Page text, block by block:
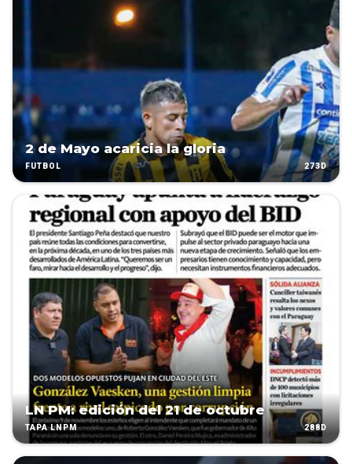
2 de Mayo acaricia la gloria
FÚTBOL 273D
LN PM: edición del 21 de octubre
TAPA LNPM 288D